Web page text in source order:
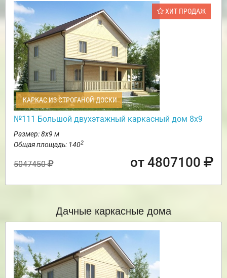
ХИТ ПРОДАЖ
КАРКАС ИЗ СТРОГАНОЙ ДОСКИ
№111 Большой двухэтажный каркасный дом 8х9
Размер: 8х9 м
Общая площадь: 1402
5047450 от 4807100
Дачные каркасные дома